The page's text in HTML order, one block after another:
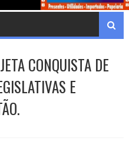
CONQUISTA DE
E